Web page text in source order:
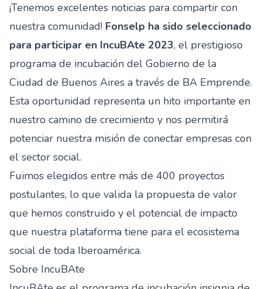
¡Tenemos excelentes noticias para compartir con
nuestra comunidad! Fonselp ha sido seleccionado
para participar en IncuBAte 2023, el prestigioso
programa de incubación del Gobierno de la
Ciudad de Buenos Aires a través de BA Emprende.
Esta oportunidad representa un hito importante en
nuestro camino de crecimiento y nos permitirá
potenciar nuestra misión de conectar empresas con
el sector social.
Fuimos elegidos entre más de 400 proyectos
postulantes, lo que valida la propuesta de valor
que hemos construido y el potencial de impacto
que nuestra plataforma tiene para el ecosistema
social de toda Iberoamérica.
Sobre IncuBAte